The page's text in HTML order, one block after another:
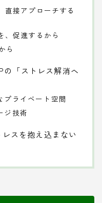
直接アプローチする
、促進するから
ら
の「ストレス解消ヘ
プライベート空間
ジ技術
スを抱え込まない